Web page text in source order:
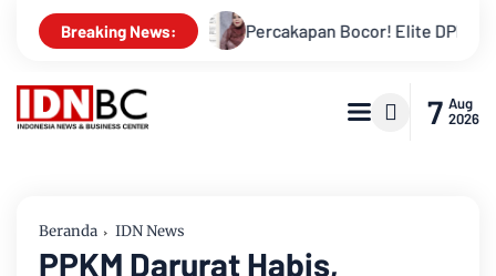
Breaking News:
Percakapan Bocor! Elite DPRD Inhil Diduga Bahas
7 Aug
2026
Beranda IDN News
PPKM Darurat Habis,